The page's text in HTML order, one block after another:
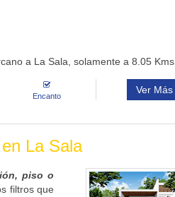
a La Sala, solamente a 8.05 Kms.
Encanto
Ver Más
La Sala
piso o
filtros que